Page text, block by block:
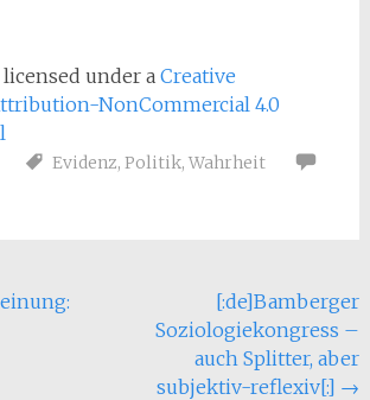
under a Creative
NonCommercial 4.0
Evidenz, Politik, Wahrheit
[:de]Bamberger
Soziologiekongress –
auch Splitter, aber
subjektiv-reflexiv[:] →